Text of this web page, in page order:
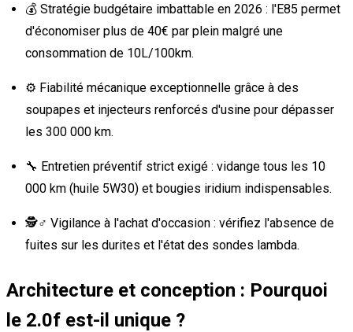
💰 Stratégie budgétaire imbattable en 2026 : l'E85 permet
d'économiser plus de 40€ par plein malgré une
consommation de 10L/100km.
⚙️ Fiabilité mécanique exceptionnelle grâce à des
soupapes et injecteurs renforcés d'usine pour dépasser
les 300 000 km.
🔧 Entretien préventif strict exigé : vidange tous les 10
000 km (huile 5W30) et bougies iridium indispensables.
🕵️♂️ Vigilance à l'achat d'occasion : vérifiez l'absence de
fuites sur les durites et l'état des sondes lambda.
Architecture et conception : Pourquoi
le 2.0f est-il unique ?